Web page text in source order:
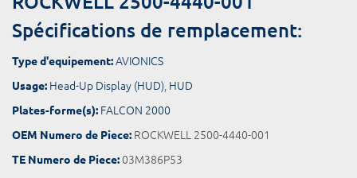
Spécifications de remplacement:
Type d'equipement:AVIONICS
Usage: Head-Up Display (HUD), HUD
Plates-forme(s): FALCON 2000
OEM Numero de Piece: ROCKWELL 2500-4440-001
TE Numero de Piece:03M386P53